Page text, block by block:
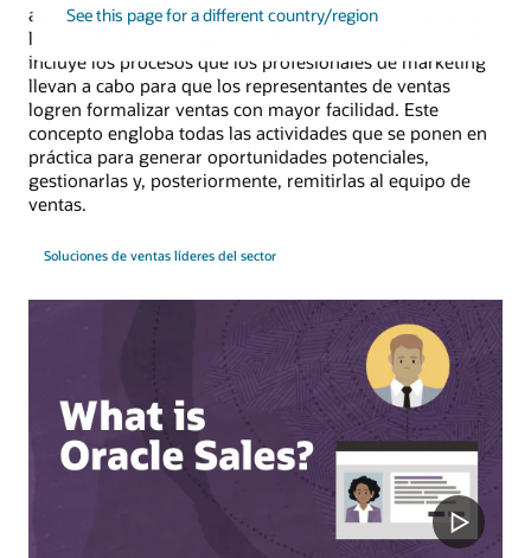
See this page for a different country/region
ayudarlos a vender de forma inteligente y a incrementar
las ventas. Sin embargo, la activación de ventas también
incluye los procesos que los profesionales de marketing
llevan a cabo para que los representantes de ventas
logren formalizar ventas con mayor facilidad. Este
concepto engloba todas las actividades que se ponen en
práctica para generar oportunidades potenciales,
gestionarlas y, posteriormente, remitirlas al equipo de
ventas.
Soluciones de ventas líderes del sector